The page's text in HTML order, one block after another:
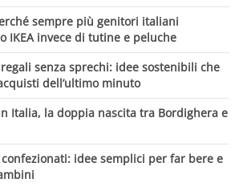
sempre più genitori italiani
IKEA invece di tutine e peluche
senza sprechi: idee sostenibili che
dell’ultimo minuto
Italia, la doppia nascita tra Bordighera e
idee semplici per far bere e